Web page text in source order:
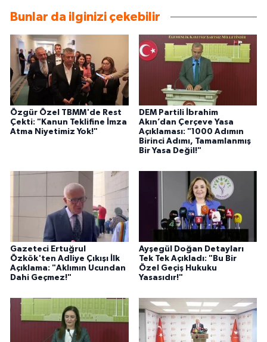
Bunlar da ilginizi çekebilir
Özgür Özel TBMM'de Rest
Çekti: "Kanun Teklifine İmza
Atma Niyetimiz Yok!"
DEM Partili İbrahim
Akın’dan Çerçeve Yasa
Açıklaması: "1000 Adımın
Birinci Adımı, Tamamlanmış
Bir Yasa Değil!"
Gazeteci Ertuğrul
Özkök'ten Adliye Çıkışı İlk
Açıklama: "Aklımın Ucundan
Dahi Geçmez!"
Ayşegül Doğan Detayları
Tek Tek Açıkladı: "Bu Bir
Özel Geçiş Hukuku
Yasasıdır!"